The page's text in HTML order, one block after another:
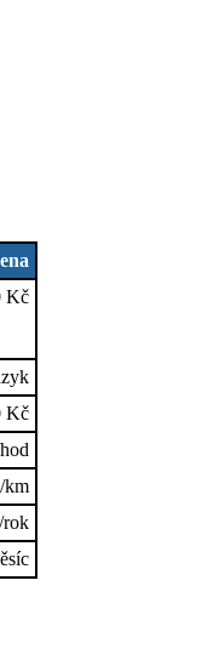
Kč
Kč
km
rok